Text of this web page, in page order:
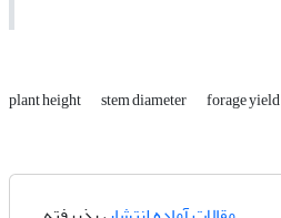
plant height stem diameter forage yield